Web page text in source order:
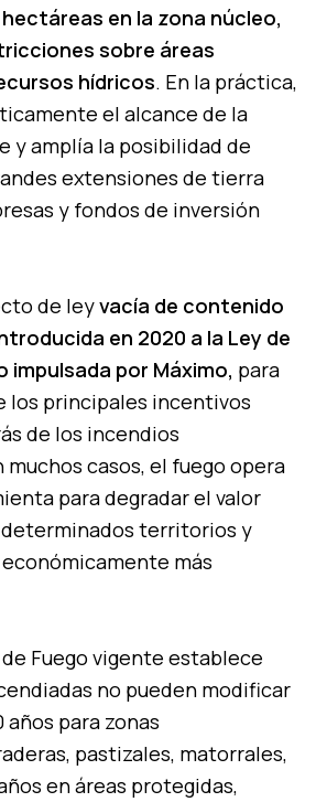
en la zona núcleo,
sobre áreas
hídricos. En la práctica,
el alcance de la
y amplía la posibilidad de
extensiones de tierra
y fondos de inversión
de leyvacía de contenido
en 2020 a la Ley de
impulsada por Máximo, para
los principales incentivos
de los incendios
casos, el fuego opera
para degradar el valor
territorios y
más
Fuego vigente establece
no pueden modificar
años para zonas
pastizales, matorrales,
en áreas protegidas,